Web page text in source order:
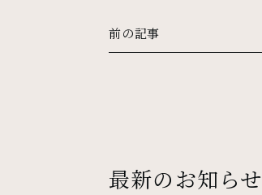
前の記事
最新のお知らせ